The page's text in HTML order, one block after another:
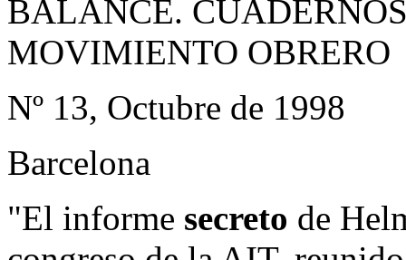
BALANCE.
MOVIMIENTO OBRERO
Nº 13, Octubre de 1998
Barcelona
"El informe secreto de